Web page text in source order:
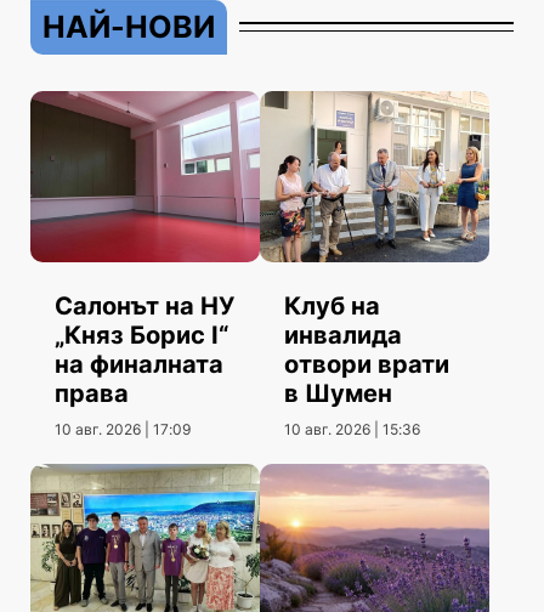
НАЙ-НОВИ
Салонът на НУ
„Княз Борис I“
на финалната
права
10 авг. 2026 | 17:09
Клуб на
инвалида
отвори врати
в Шумен
10 авг. 2026 | 15:36